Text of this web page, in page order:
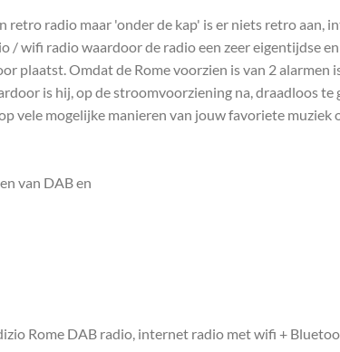
radio maar 'onder de kap' is er niets retro aan,
/ wifi radio waardoor de radio een zeer eigentijdse
plaatst. Omdat de Rome voorzien is van 2 alarmen
is hij, op de stroomvoorziening na, draadloos te
vele mogelijke manieren van jouw favoriete muziek
van DAB en
Rome DAB radio, internet radio met wifi +